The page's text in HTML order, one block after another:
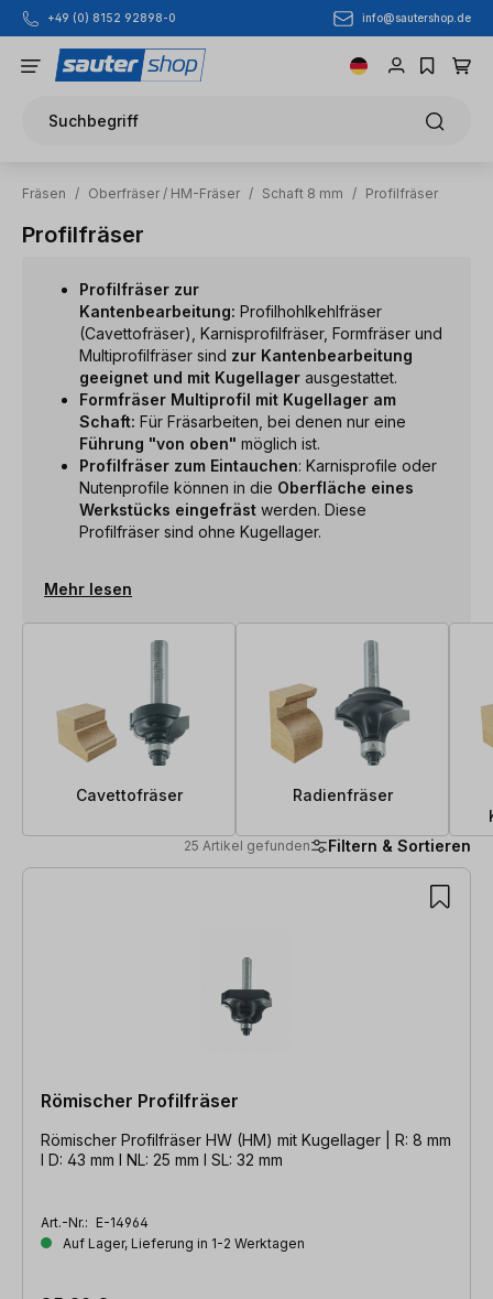
Zum Hauptinhalt springen
+49 (0) 8152 92898-0 info@sautershop.de
Suchbegriff
Fräsen / Oberfräser / HM-Fräser / Schaft 8 mm / Profilfräser
Profilfräser
Profilfräser zur
Kantenbearbeitung: Profilhohlkehlfräser
(Cavettofräser), Karnisprofilfräser, Formfräser und
Multiprofilfräser sind zur Kantenbearbeitung
geeignet und mit Kugellager ausgestattet.
Formfräser Multiprofil mit Kugellager am
Schaft: Für Fräsarbeiten, bei denen nur eine
Führung "von oben" möglich ist.
Profilfräser zum Eintauchen: Karnisprofile oder
Nutenprofile können in die Oberfläche eines
Werkstücks eingefräst werden. Diese
Profilfräser sind ohne Kugellager.
Mehr lesen
Cavettofräser
Radienfräser
25 Artikel gefunden Filtern & Sortieren
25 Artikel gefunden
Römischer Profilfräser
Römischer Profilfräser HW (HM) mit Kugellager | R: 8 mm
l D: 43 mm l NL: 25 mm l SL: 32 mm
Art.-Nr.: E-14964
Auf Lager, Lieferung in 1-2 Werktagen